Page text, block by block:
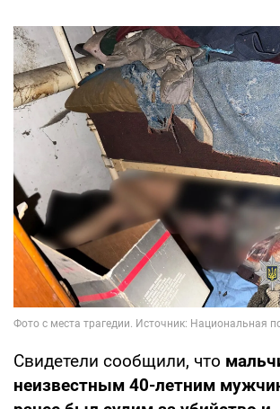
Свидетели сообщили, что
неизвестным 40-летним